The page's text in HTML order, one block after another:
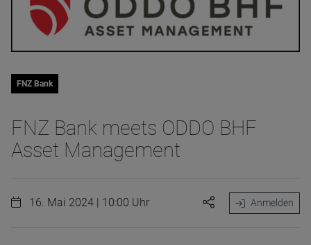
FNZ Bank
FNZ Bank meets ODDO BHF
Asset Management
16. Mai 2024 | 10:00 Uhr Anmelden